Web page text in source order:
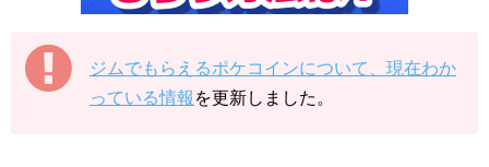
ジムでもらえるポケコインについて、現在わか
っている情報 を更新しました。